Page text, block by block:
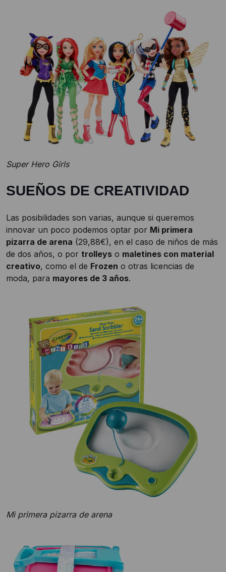
Super Hero Girls
SUEÑOS DE CREATIVIDAD
Las posibilidades son varias, aunque si queremos
innovar un poco podemos optar por Mi primera
pizarra de arena (29,88€), en el caso de niños de más
de dos años, o por trolleys o maletines con material
creativo, como el de Frozen o otras licencias de
moda, para mayores de 3 años.
Mi primera pizarra de arena